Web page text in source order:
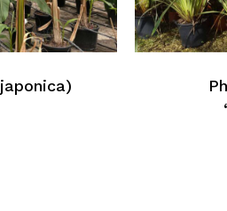
produit dans le